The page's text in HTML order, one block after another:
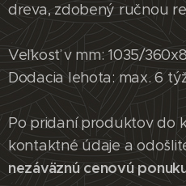
Rustikálny
dreva, zdobený ručnou
Veľkosť v mm: 1035/
Dodacia lehota: max. 6
Po pridaní produktov do
kontaktné údaje a
nezáväznú cenovú